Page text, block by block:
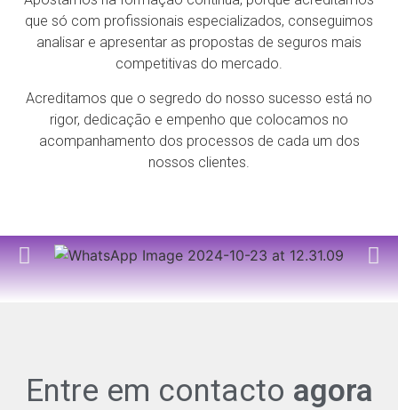
que só com profissionais especializados, conseguimos
analisar e apresentar as propostas de seguros mais
competitivas do mercado.
Acreditamos que o segredo do nosso sucesso está no
rigor, dedicação e empenho que colocamos no
acompanhamento dos processos de cada um dos
nossos clientes.
Entre em contacto agora